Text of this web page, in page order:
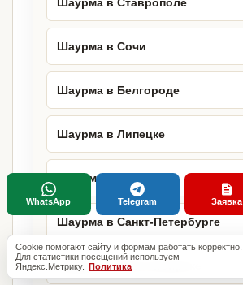
Шаурма в Ставрополе
Шаурма в Сочи
Шаурма в Белгороде
Шаурма в Липецке
Шаурма в Оренбурге
Шаурма в Санкт-Петербурге
Шаурма в Новосибирске
Cookie помогают сайту и формам работать корректно.
Для статистики посещений используем
Яндекс.Метрику. Политика
WhatsApp Telegram Заявка